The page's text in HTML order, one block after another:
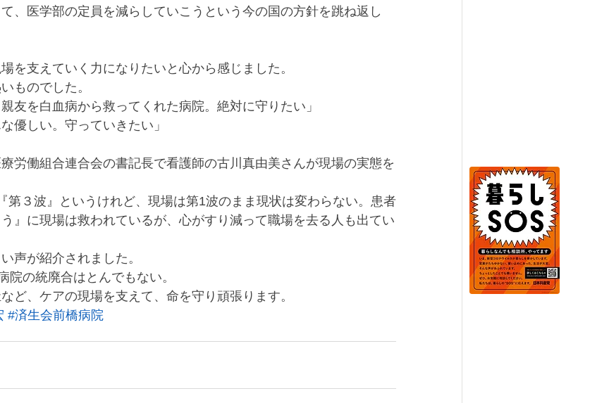
、医学部の定員を減らしていこうという今の国の方針を跳ね返し
を支えていく力になりたいと心から感じました。
ものでした。
友を白血病から救ってくれた病院。絶対に守りたい」
優しい。守っていきたい」
労働組合連合会の書記長で看護師の古川真由美さんが現場の実態を
第３波』というけれど、現場は第1波のまま現状は変わらない。患者
』に現場は救われているが、心がすり減って職場を去る人も出てい
声が紹介されました。
院の統廃合はとんでもない。
ど、ケアの現場を支えて、命を守り頑張ります。
#済生会前橋病院